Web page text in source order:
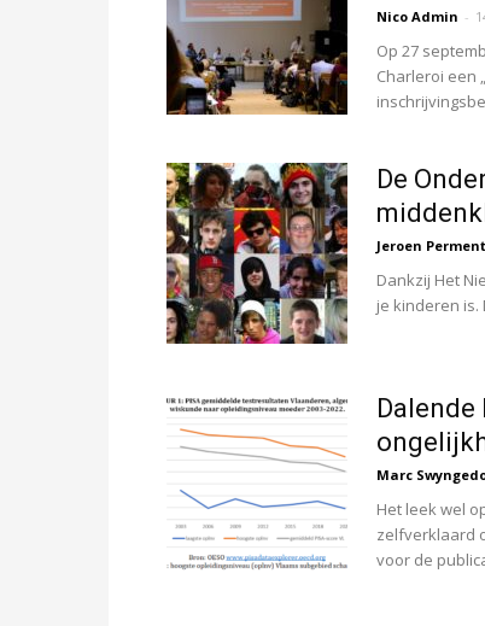
Nico Admin -
Op 27
Charleroi een
De
Jeroen
Dankzij Het
je kinderen is.
Dalende
Marc
Het leek wel
zelfverklaard
voor de